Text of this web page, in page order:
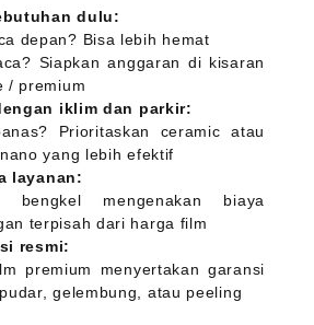
dulu:
depan? Bisa lebih hemat
Siapkan anggaran di kisaran
/ premium
iklim dan parkir:
Prioritaskan ceramic atau
yang lebih efektif
layanan:
bengkel mengenakan biaya
terpisah dari harga film
resmi:
premium menyertakan garansi
gelembung, atau peeling